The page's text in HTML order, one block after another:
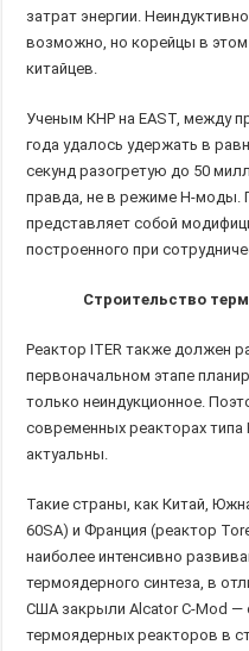
затрат энергии.
возможно, но корейцы в
китайцев.
Ученым КНР на EAST, между
года удалось удержать в
секунд разогретую до 50
правда, не в режиме H-моды.
представляет собой
построенного при
Строительство
Реактор ITER также должен
первоначальном этапе
только неиндукционное.
современных реакторах типа
актуальны.
Такие страны, как Китай,
60SA) и Франция (реактор
наиболее интенсивно
термоядерного синтеза, в
США закрыли Alcator C-Mod —
термоядерных реакторов в